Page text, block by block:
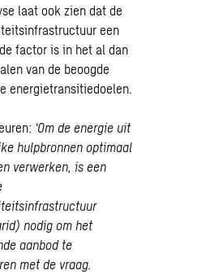
laat ook zien dat de
een
factor is in het al dan
van de beoogde
energietransitiedoelen.
‘Om de energie uit
hulpbronnen optimaal
verwerken, is een
nodig om het
aanbod te
met de vraag.